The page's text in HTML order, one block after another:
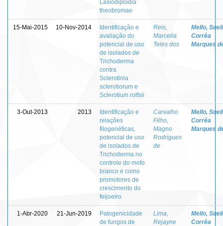
Lasiodiplodia
theobromae
15-Mai-2015 10-Nov-2014
Identificação e
avaliação do
potencial de uso
de isolados de
Trichoderma
contra
Sclerotinia
sclerotiorum e
Sclerotium rolfsii
Reis,
Marcella
Teles dos
Mello, Sueli
Corrêa
Marques
3-Out-2013 2013
Identificação e
relações
filogenéticas,
potencial de uso
de isolados de
Trichoderma no
controle do mofo
branco e como
promotores de
crescimento do
feijoeiro
Carvalho
Filho,
Magno
Rodrigues
de
Mello, Sueli
Corrêa
Marques
1-Abr-2020 21-Jun-2019
Patogenicidade
de fungos de
Lima,
Rejayne
Mello, Sueli
Corrêa